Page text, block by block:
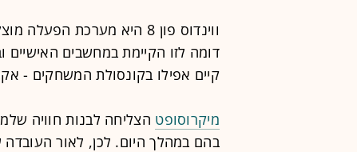
ווינדוס פון 8 היא מערכת
קיים אפילו בקונסולת המשחקים - אקס בוקס 360 של החברה
מיקרוסופט הצליחה לבנות חוויה
בהם במהלך היום. לכן, לאור